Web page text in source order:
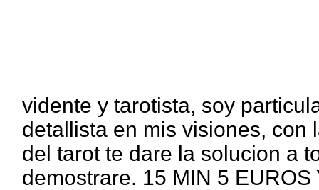
vidente y tarotista, soy
detallista en mis visiones, con
del tarot te dare la solucion a
demostrare. 15 MIN 5